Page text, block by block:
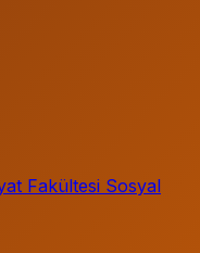
Fakültesi Sosyal